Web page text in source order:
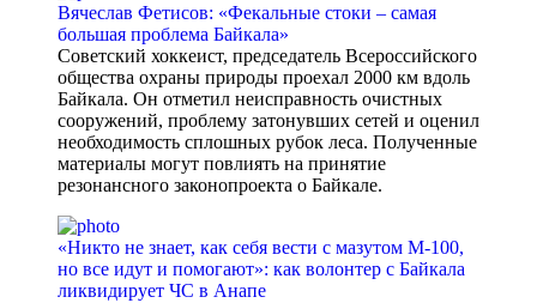
Вячеслав Фетисов: «Фекальные стоки – самая
большая проблема Байкала»
Советский хоккеист, председатель Всероссийского
общества охраны природы проехал 2000 км вдоль
Байкала. Он отметил неисправность очистных
сооружений, проблему затонувших сетей и оценил
необходимость сплошных рубок леса. Полученные
материалы могут повлиять на принятие
резонансного законопроекта о Байкале.
«Никто не знает, как себя вести с мазутом М-100,
но все идут и помогают»: как волонтер с Байкала
ликвидирует ЧС в Анапе